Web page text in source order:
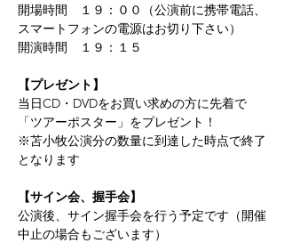
開場時間　１９：００（公演前に携帯電話、
スマートフォンの電源はお切り下さい）
開演時間　１９：１５
【プレゼント】
当日CD・DVDをお買い求めの方に先着で
「ツアーポスター」をプレゼント！
※苫小牧公演分の数量に到達した時点で終了
となります
【サイン会、握手会】
公演後、サイン握手会を行う予定です（開催
中止の場合もございます）